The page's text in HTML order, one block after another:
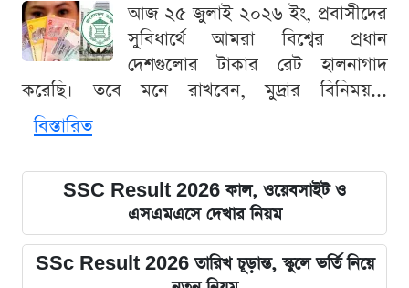
আজ ২৫ জুলাই ২০২৬ ইং, প্রবাসীদের
সুবিধার্থে আমরা বিশ্বের প্রধান
দেশগুলোর টাকার রেট হালনাগাদ
করেছি। তবে মনে রাখবেন, মুদ্রার বিনিময়...
বিস্তারিত
SSC Result 2026 কাল, ওয়েবসাইট ও
এসএমএসে দেখার নিয়ম
SSc Result 2026 তারিখ চূড়ান্ত, স্কুলে ভর্তি নিয়ে